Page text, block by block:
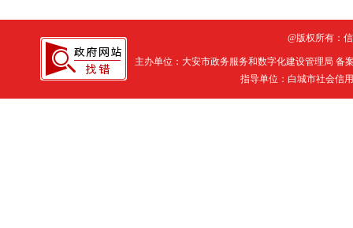
@版权所有：
主办单位：大安市政务服务和数字化建设管理局 备
指导单位：白城市社会信